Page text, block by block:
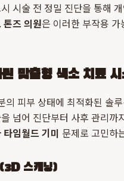
시술 전 정밀 진단을 통해
톤즈 의원은 이러한 부작용
맞춤형 색소 치료 시
의 피부 상태에 최적화된 솔
넘어 진단부터 사후 관리
임월드 기미 문제로 고민하
(3D 스캐닝)